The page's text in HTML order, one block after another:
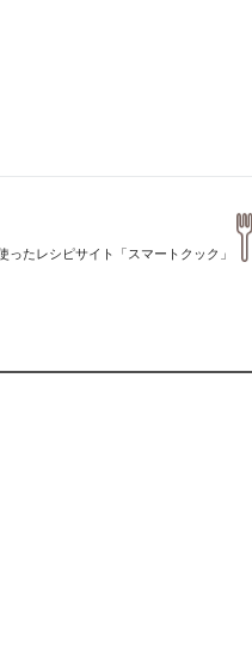
ったレシピサイト「スマートクック」